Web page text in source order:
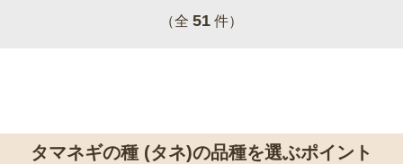
（全 51 件）
タマネギの種 (タネ)の品種を選ぶポイント